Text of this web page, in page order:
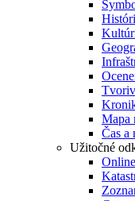
Mapa
Čas a
Užitočné